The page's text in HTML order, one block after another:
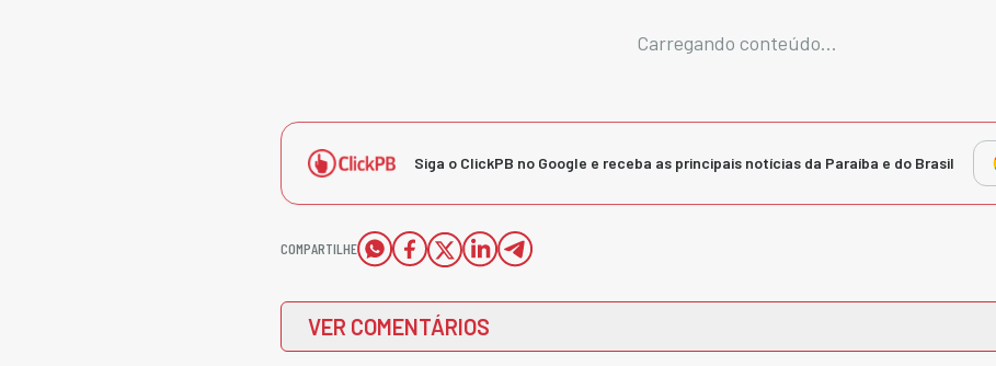
Carregando conteúdo...
Siga o ClickPB no Google e receba as principais notícias da Paraíba e do Brasil
COMPARTILHE
VER COMENTÁRIOS